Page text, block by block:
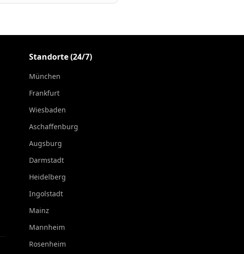
Standorte (24/7)
München
Frankfurt
Wiesbaden
Aschaffenburg
Augsburg
Darmstadt
Heidelberg
Ingolstadt
Mainz
Mannheim
Rosenheim